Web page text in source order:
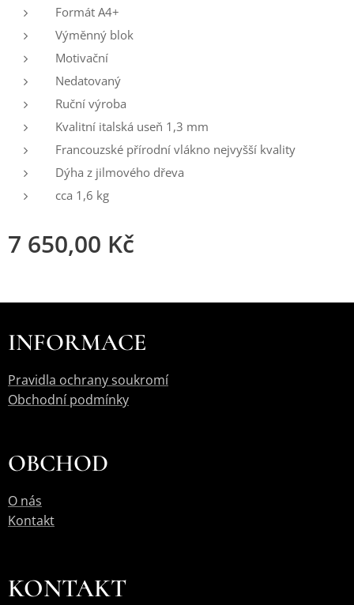
Formát A4+
Výměnný blok
Motivační
Nedatovaný
Ruční výroba
Kvalitní italská useň 1,3 mm
Francouzské přírodní vlákno nejvyšší kvality
Dýha z jilmového dřeva
cca 1,6 kg
7 650,00 Kč
INFORMACE
Pravidla ochrany soukromí
Obchodní podmínky
OBCHOD
O nás
Kontakt
KONTAKT